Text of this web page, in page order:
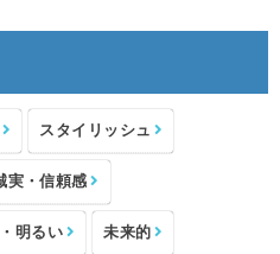
スタイリッシュ
実・信頼感
明るい 未来的